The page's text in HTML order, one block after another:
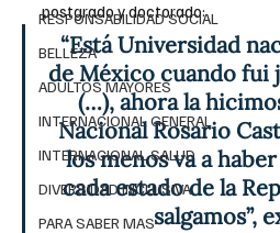
RESPONSABILIDAD SOCIAL
BELLEZA
ADULTOS MAYORES
INTERNACIONAL GENERAL
INTERNACIONAL SALUD
DIVERSIDAD INCLUSIVA
PARA SABER MAS
postgrado y doctorado:
“Está Universidad
de México cuando fui
(…), ahora la
Nacional Rosario
los menos va a
cada estado de la
salgamos”,